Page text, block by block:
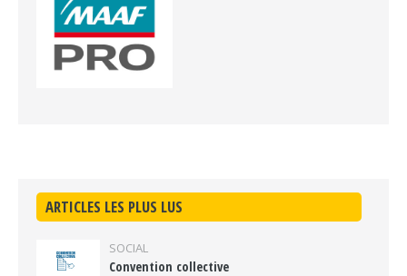
ARTICLES LES PLUS LUS
SOCIAL
Convention collective